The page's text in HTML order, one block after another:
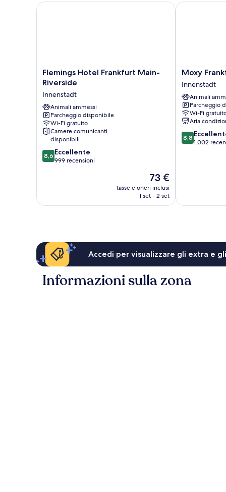
Flemings
Hotel
Main-
Riverside
Innenstadt
Flemings Hotel Frankfurt Main-
Riverside
Innenstadt
Animali ammessi
Parcheggio disponibile
Wi-Fi gratuito
Camere comunicanti
disponibili
8.6
su
8,6 Eccellente
999 recensioni
Il
prezzo
attuale
73 €
tasse e oneri inclusi
1 set - 2 set
Flemings Hotel Frankfurt Main-Riverside
Moxy
Frankfurt
City
Center
Innenstadt
Moxy
Innenstadt
Animali
Parcheggio
Wi-Fi
Aria
8.8
su
8,8
1.002
Moxy
Accedi per visualizzare gli extra e
Informazioni sulla zona